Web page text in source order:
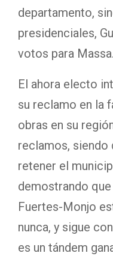
departamento,
presidenciales,
votos para Massa.
El ahora electo
su reclamo en la
obras en su
reclamos, siendo
retener el
demostrando
Fuertes-Monjo
nunca, y sigue
es un tándem